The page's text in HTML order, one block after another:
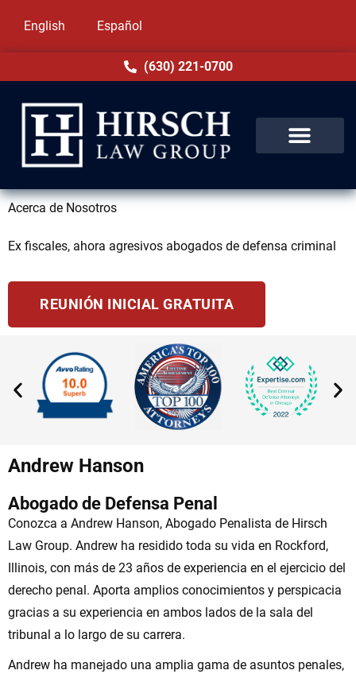
English Español
(630) 221-0700
Acerca de Nosotros
Ex fiscales, ahora agresivos abogados de defensa criminal
REUNIÓN INICIAL GRATUITA
Andrew Hanson
Abogado de Defensa Penal
Conozca a Andrew Hanson, Abogado Penalista de Hirsch
Law Group. Andrew ha residido toda su vida en Rockford,
Illinois, con más de 23 años de experiencia en el ejercicio del
derecho penal. Aporta amplios conocimientos y perspicacia
gracias a su experiencia en ambos lados de la sala del
tribunal a lo largo de su carrera.
Andrew ha manejado una amplia gama de asuntos penales,